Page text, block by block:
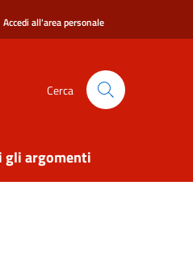
Accedi all'area personale
Cerca
gli argomenti